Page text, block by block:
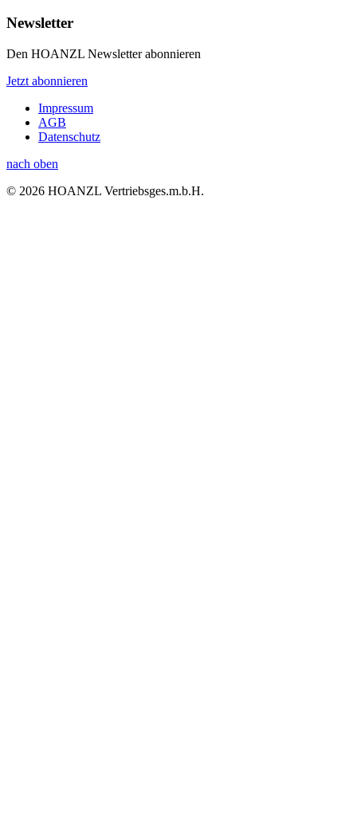
Newsletter
Den HOANZL Newsletter abonnieren
Jetzt abonnieren
Impressum
AGB
Datenschutz
nach oben
© 2026 HOANZL Vertriebsges.m.b.H.